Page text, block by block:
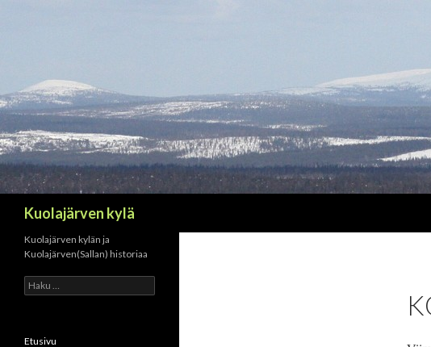
Kuolajärven kylä
Kuolajärven kylän ja
Kuolajärven(Sallan) historiaa
H
a
:Etusivu